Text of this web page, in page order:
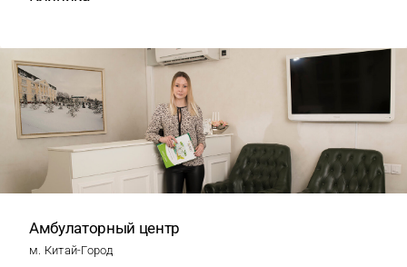
Амбулаторный центр
м. Китай-Город